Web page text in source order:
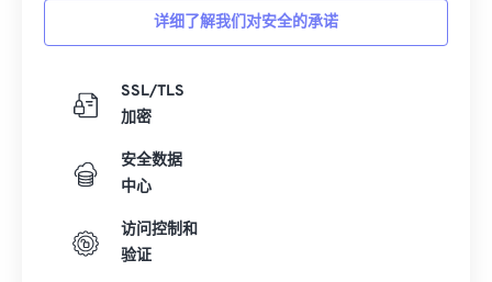
详细了解我们对安全的承诺
SSL/TLS
加密
安全数据
中心
访问控制和
验证